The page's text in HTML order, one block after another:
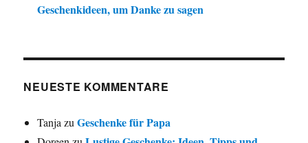
Geschenkideen, um Danke zu sagen
NEUESTE KOMMENTARE
Tanja zuGeschenke für Papa